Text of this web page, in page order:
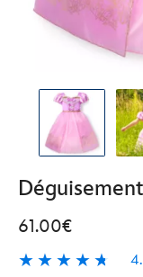
61.00€
4.6